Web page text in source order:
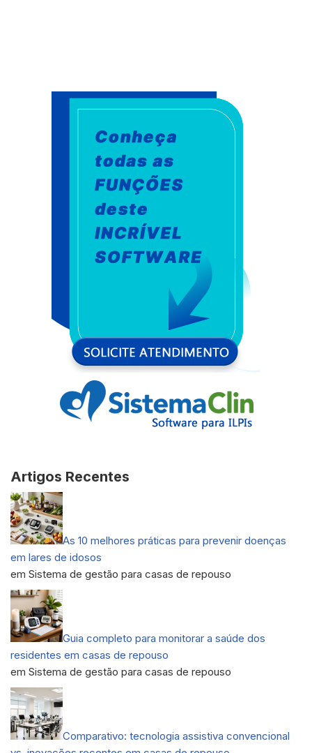
Artigos Recentes
As 10 melhores práticas para prevenir doenças
em lares de idosos
em Sistema de gestão para casas de repouso
Guia completo para monitorar a saúde dos
residentes em casas de repouso
em Sistema de gestão para casas de repouso
Comparativo: tecnologia assistiva convencional